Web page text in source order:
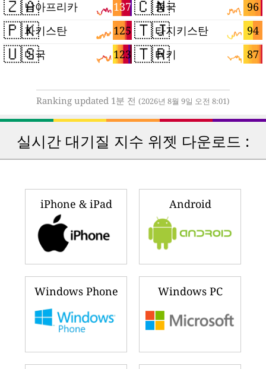
🇿🇦 137
남아프리카
🇵🇰 125
파키스탄
🇺🇸 123
미국
🇨🇳 96
중국
🇹🇯 94
타지키스탄
🇹🇷 87
터키
Ranking updated 1분 전 (2026년 8월 9일 오전 8:01)
실시간 대기질 지수 위젯 다운로드 :
iPhone & iPad Android
Windows Phone Windows PC